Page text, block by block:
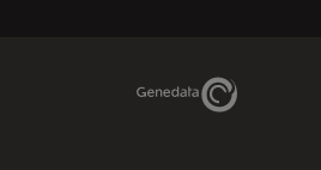
Genedata Link